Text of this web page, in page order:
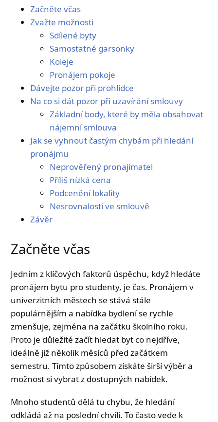
Začněte včas
Zvažte možnosti
Sdílené byty
Samostatné garsonky
Koleje
Pronájem pokoje
Dávejte pozor při prohlídce
Na co si dát pozor při uzavírání smlouvy
Základní body, které by měla obsahovat
nájemní smlouva
Jak se vyhnout častým chybám při hledání
pronájmu
Neprověřený pronajímatel
Příliš nízká cena
Podcenění lokality
Nesrovnalosti ve smlouvě
Závěr
Začněte včas
Jedním z klíčových faktorů úspěchu, když hledáte
pronájem bytu pro studenty, je čas. Pronájem v
univerzitních městech se stává stále
populárnějším a nabídka bydlení se rychle
zmenšuje, zejména na začátku školního roku.
Proto je důležité začít hledat byt co nejdříve,
ideálně již několik měsíců před začátkem
semestru. Tímto způsobem získáte širší výběr a
možnost si vybrat z dostupných nabídek.
Mnoho studentů dělá tu chybu, že hledání
odkládá až na poslední chvíli. To často vede k